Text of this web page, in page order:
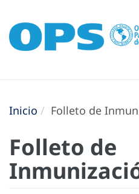
Inicio Folleto de
Folleto de